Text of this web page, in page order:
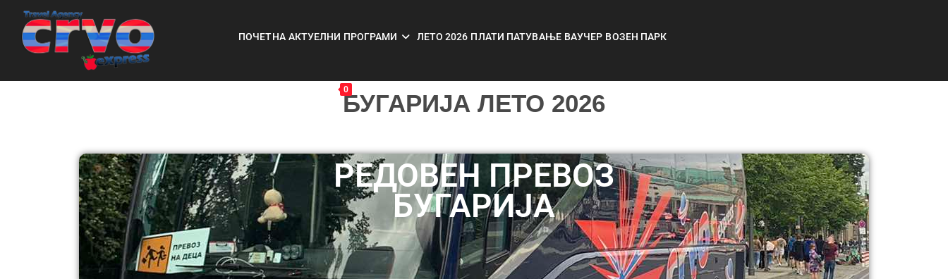
ПОЧЕТНА АКТУЕЛНИ ПРОГРАМИ ЛЕТО 2026 ПЛАТИ ПАТУВАЊЕ ВАУЧЕР ВОЗЕН ПАРК
0
БУГАРИЈА ЛЕТО 2026
РЕДОВЕН ПРЕВОЗ
БУГАРИЈА